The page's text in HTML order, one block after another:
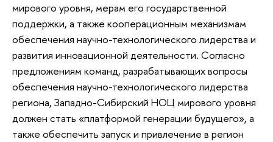
мирового уровня, мерам его государственной
поддержки, а также кооперационным механизмам
обеспечения научно-технологического лидерства и
развития инновационной деятельности. Согласно
предложениям команд, разрабатывающих вопросы
обеспечения научно-технологического лидерства
региона, Западно-Сибирский НОЦ мирового уровня
должен стать «платформой генерации будущего», а
также обеспечить запуск и привлечение в регион